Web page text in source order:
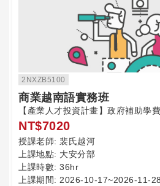
2NXZB5100
商業越南語實務班
【產業人才投資計畫】政府補助學
NT$7020
授課老師: 裴氏越河
上課地點: 大安分部
上課時數: 36hr
上課期間: 2026-10-17~2026-11-28